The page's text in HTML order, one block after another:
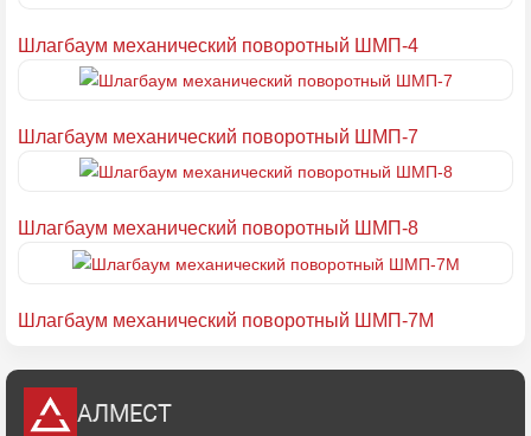
Шлагбаум механический поворотный ШМП-4
Шлагбаум механический поворотный ШМП-7
Шлагбаум механический поворотный ШМП-8
Шлагбаум механический поворотный ШМП-7М
АЛМЕСТ